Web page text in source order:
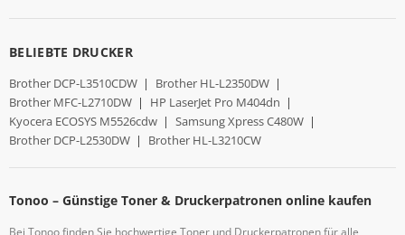
BELIEBTE DRUCKER
Brother DCP-L3510CDW | Brother HL-L2350DW |
Brother MFC-L2710DW | HP LaserJet Pro M404dn |
Kyocera ECOSYS M5526cdw | Samsung Xpress C480W |
Brother DCP-L2530DW | Brother HL-L3210CW
Tonoo – Günstige Toner & Druckerpatronen online kaufen
Bei Tonoo finden Sie hochwertige Toner und Druckerpatronen für alle